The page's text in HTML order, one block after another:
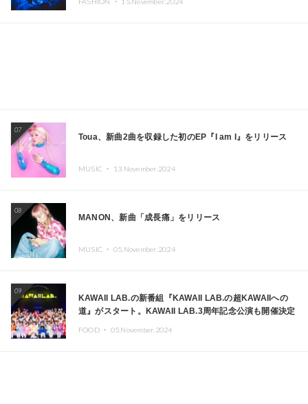
07
Toua、新曲2曲を収録した初のEP『I am I』をリリース
MUSIC ・ 13.November.2024
08
MANON、新曲「成長痛」をリリース
MUSIC ・ 05.November.2024
09
KAWAII LAB.の新番組『KAWAII LAB.の超KAWAIIへの
道』がスタート。KAWAII LAB.3周年記念公演も開催決定
FOOD ・ 05.November.2024